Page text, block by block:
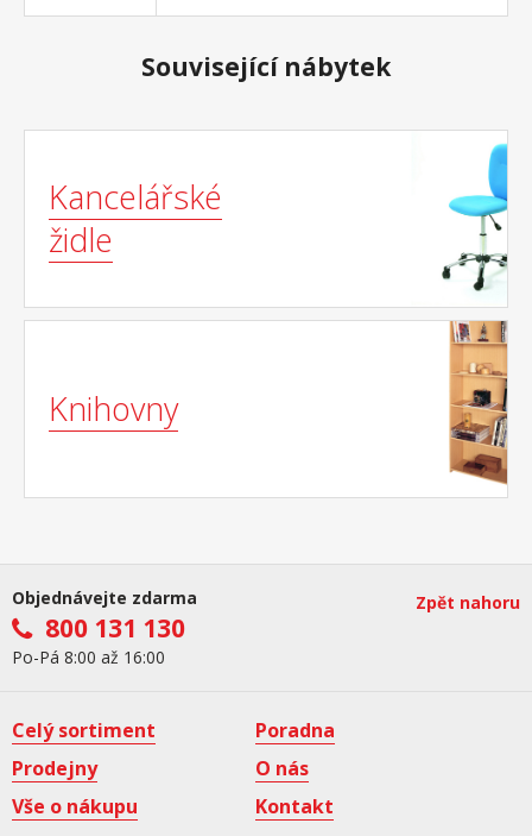
Související nábytek
Kancelářské
židle
Knihovny
Objednávejte zdarma
800 131 130
Po-Pá 8:00 až 16:00
Zpět nahoru
Celý sortiment
Poradna
Prodejny
O nás
Vše o nákupu
Kontakt